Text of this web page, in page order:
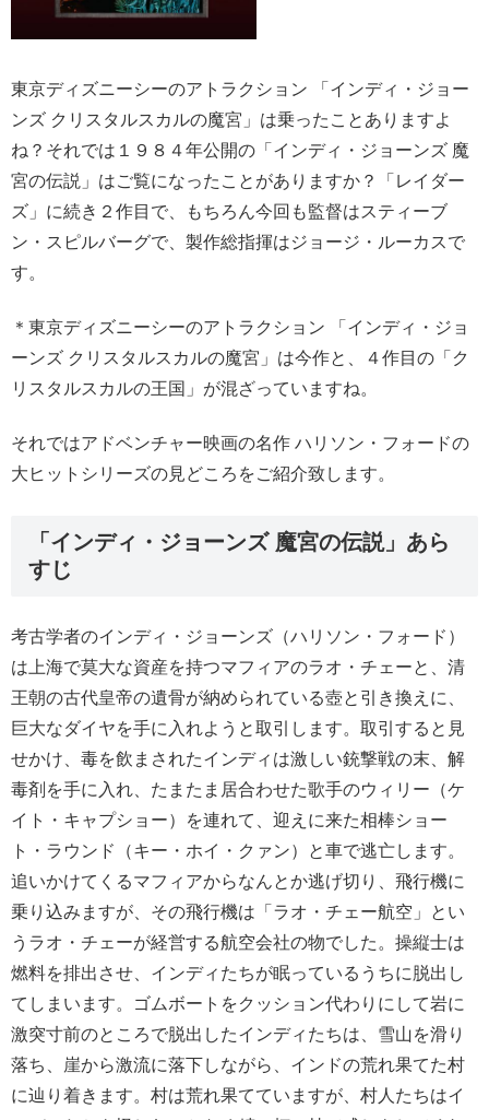
東京ディズニーシーのアトラクション 「インディ・ジョー
ンズ クリスタルスカルの魔宮」は乗ったことありますよ
ね？それでは１９８４年公開の「インディ・ジョーンズ 魔
宮の伝説」はご覧になったことがありますか？「レイダー
ズ」に続き２作目で、もちろん今回も監督はスティーブ
ン・スピルバーグで、製作総指揮はジョージ・ルーカスで
す。
＊東京ディズニーシーのアトラクション 「インディ・ジョ
ーンズ クリスタルスカルの魔宮」は今作と、４作目の「ク
リスタルスカルの王国」が混ざっていますね。
それではアドベンチャー映画の名作 ハリソン・フォードの
大ヒットシリーズの見どころをご紹介致します。
「インディ・ジョーンズ 魔宮の伝説」あら
すじ
考古学者のインディ・ジョーンズ（ハリソン・フォード）
は上海で莫大な資産を持つマフィアのラオ・チェーと、清
王朝の古代皇帝の遺骨が納められている壺と引き換えに、
巨大なダイヤを手に入れようと取引します。取引すると見
せかけ、毒を飲まされたインディは激しい銃撃戦の末、解
毒剤を手に入れ、たまたま居合わせた歌手のウィリー（ケ
イト・キャプショー）を連れて、迎えに来た相棒ショー
ト・ラウンド（キー・ホイ・クァン）と車で逃亡します。
追いかけてくるマフィアからなんとか逃げ切り、飛行機に
乗り込みますが、その飛行機は「ラオ・チェー航空」とい
うラオ・チェーが経営する航空会社の物でした。操縦士は
燃料を排出させ、インディたちが眠っているうちに脱出し
てしまいます。ゴムボートをクッション代わりにして岩に
激突寸前のところで脱出したインディたちは、雪山を滑り
落ち、崖から激流に落下しながら、インドの荒れ果てた村
に辿り着きます。村は荒れ果てていますが、村人たちはイ